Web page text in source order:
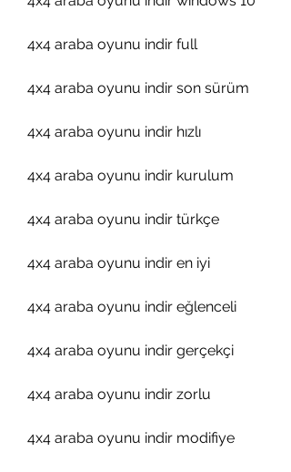
4x4 araba oyunu indir full
4x4 araba oyunu indir son sürüm
4x4 araba oyunu indir hızlı
4x4 araba oyunu indir kurulum
4x4 araba oyunu indir türkçe
4x4 araba oyunu indir en iyi
4x4 araba oyunu indir eğlenceli
4x4 araba oyunu indir gerçekçi
4x4 araba oyunu indir zorlu
4x4 araba oyunu indir modifiye